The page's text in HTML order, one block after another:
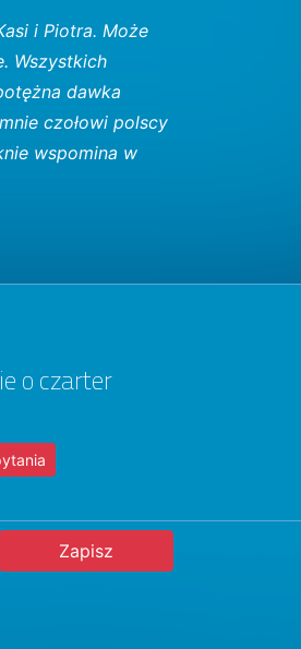
i Piotra. Może
Wszystkich
dawka
czołowi polscy
wspomina w
o czarter